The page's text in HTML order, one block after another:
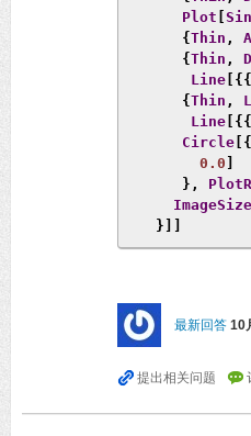
Plot Sin
{ Thin ,
{ Thin ,
Line [{{
{ Thin ,
Line [{{
Circle [{
0.0
},
ImageSize
}]]
最新回答 10